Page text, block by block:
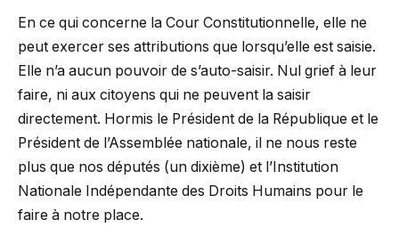
En ce qui concerne la Cour Constitutionnelle, elle ne
peut exercer ses attributions que lorsqu’elle est saisie.
Elle n’a aucun pouvoir de s’auto-saisir. Nul grief à leur
faire, ni aux citoyens qui ne peuvent la saisir
directement. Hormis le Président de la République et le
Président de l’Assemblée nationale, il ne nous reste
plus que nos députés (un dixième) et l’Institution
Nationale Indépendante des Droits Humains pour le
faire à notre place.